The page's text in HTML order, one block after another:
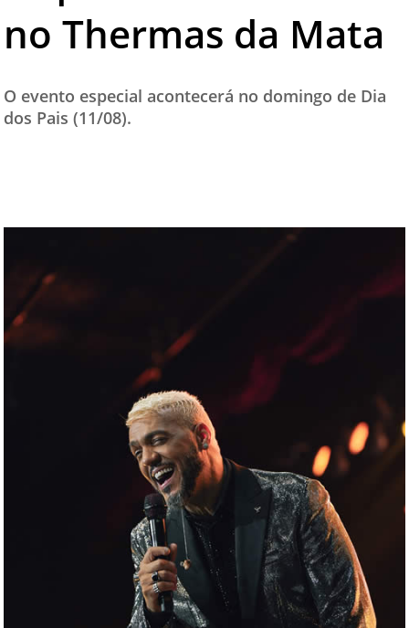
TESTADO E APROVADO
PARCEIROS
no Thermas da Mata
O evento especial acontecerá no domingo de Dia
dos Pais (11/08).